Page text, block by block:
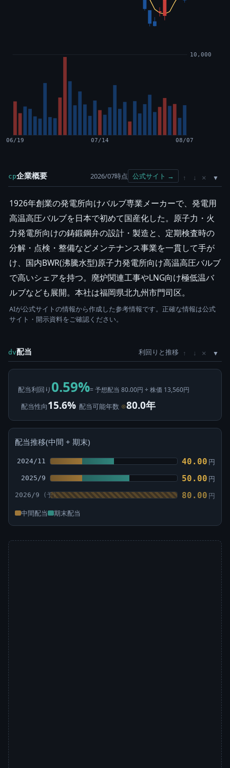
10,000
06/19 07/14 08/07
cp企業概要 2026/07時点 公式サイト → ↑ ↓ ×
1926年創業の発電所向けバルブ専業メーカーで、発電用
高温高圧バルブを日本で初めて国産化した。原子力・火
力発電所向けの鋳鍛鋼弁の設計・製造と、定期検査時の
分解・点検・整備などメンテナンス事業を一貫して手が
け、国内BWR(沸騰水型)原子力発電所向け高温高圧バルブ
で高いシェアを持つ。廃炉関連工事やLNG向け極低温バ
ルブなども展開。本社は福岡県北九州市門司区。
AIが公式サイトの情報から作成した参考情報です。正確な情報は公式
サイト・開示資料をご確認ください。
dv配当 利回りと推移 ↑ ↓ ×
配当利回り 0.59%= 予想配当 80.00円 ÷ 株価 13,560円
配当性向15.6% 配当可能年数 ⊙80.0年
配当推移(中間 + 期末)
2024/11 40.00 円
2025/9 50.00 円
2026/9 80.00 円
中間配当 期末配当